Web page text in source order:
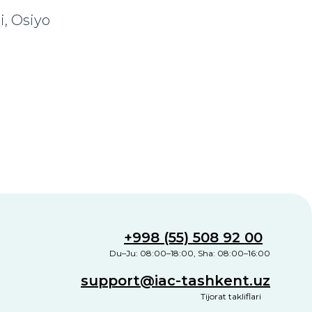
Osiyo
Du–Ju: 08:00–18:00, Sha: 08:00–16:00
+998 (55) 508 92 00
Tijorat takliflari
support@iac-tashkent.uz